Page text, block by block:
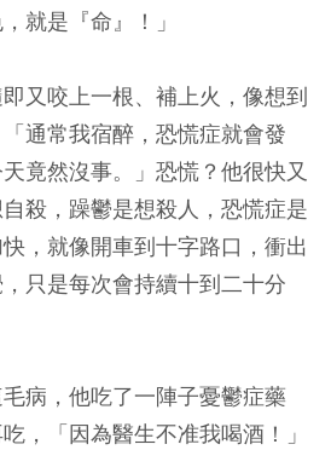
就是『命』！」
又咬上一根、補上火，像想到
通常我宿醉，恐慌症就會發
竟然沒事。」恐慌？他很快又
殺，躁鬱是想殺人，恐慌症是
，就像開車到十字路口，衝出
只是每次會持續十到二十分
病，他吃了一陣子憂鬱症藥
，「因為醫生不准我喝酒！」